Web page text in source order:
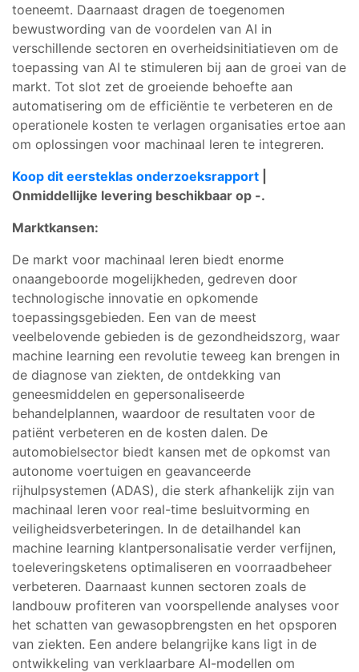
toeneemt. Daarnaast dragen de toegenomen
bewustwording van de voordelen van AI in
verschillende sectoren en overheidsinitiatieven om de
toepassing van AI te stimuleren bij aan de groei van de
markt. Tot slot zet de groeiende behoefte aan
automatisering om de efficiëntie te verbeteren en de
operationele kosten te verlagen organisaties ertoe aan
om oplossingen voor machinaal leren te integreren.
Koop dit eersteklas onderzoeksrapport
Onmiddellijke levering beschikbaar op -.
Marktkansen:
De markt voor machinaal leren biedt enorme
onaangeboorde mogelijkheden, gedreven door
technologische innovatie en opkomende
toepassingsgebieden. Een van de meest
veelbelovende gebieden is de gezondheidszorg, waar
machine learning een revolutie teweeg kan brengen in
de diagnose van ziekten, de ontdekking van
geneesmiddelen en gepersonaliseerde
behandelplannen, waardoor de resultaten voor de
patiënt verbeteren en de kosten dalen. De
automobielsector biedt kansen met de opkomst van
autonome voertuigen en geavanceerde
rijhulpsystemen (ADAS), die sterk afhankelijk zijn van
machinaal leren voor real-time besluitvorming en
veiligheidsverbeteringen. In de detailhandel kan
machine learning klantpersonalisatie verder verfijnen,
toeleveringsketens optimaliseren en voorraadbeheer
verbeteren. Daarnaast kunnen sectoren zoals de
landbouw profiteren van voorspellende analyses voor
het schatten van gewasopbrengsten en het opsporen
van ziekten. Een andere belangrijke kans ligt in de
ontwikkeling van verklaarbare AI-modellen om